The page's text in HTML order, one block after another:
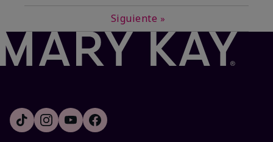
Siguiente »